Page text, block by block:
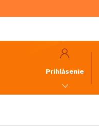
Prihlásenie